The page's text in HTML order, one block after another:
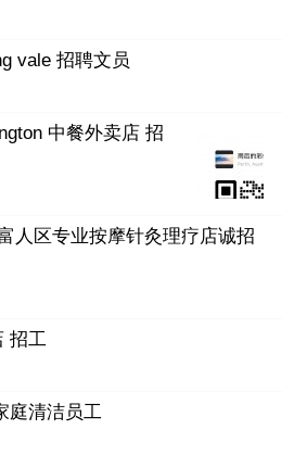
vale 招聘文员
中餐外卖店 招
人区专业按摩针灸理疗店诚招
招工
庭清洁员工